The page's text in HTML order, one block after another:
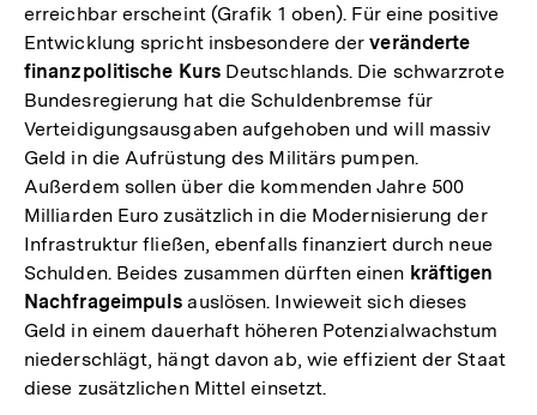
erreichbar erscheint (Grafik 1 oben). Für eine positive
Entwicklung spricht insbesondere derveränderte
finanzpolitische KursDeutschlands. Die schwarzrote
Bundesregierung hat die Schuldenbremse für
Verteidigungsausgaben aufgehoben und will massiv
Geld in die Aufrüstung des Militärs pumpen.
Außerdem sollen über die kommenden Jahre 500
Milliarden Euro zusätzlich in die Modernisierung der
Infrastruktur fließen, ebenfalls finanziert durch neue
Schulden. Beides zusammen dürften einen kräftigen
Nachfrageimpuls auslösen. Inwieweit sich dieses
Geld in einem dauerhaft höheren Potenzialwachstum
niederschlägt, hängt davon ab, wie effizient der Staat
diese zusätzlichen Mittel einsetzt.